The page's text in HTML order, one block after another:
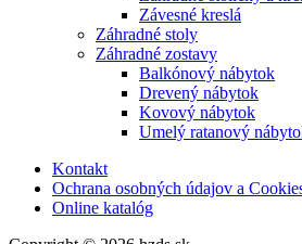
Závesné kreslá
Záhradné stoly
Záhradné zostavy
Balkónový nábytok
Drevený nábytok
Kovový nábytok
Umelý ratanový
Kontakt
Ochrana osobných údajov a
Online katalóg